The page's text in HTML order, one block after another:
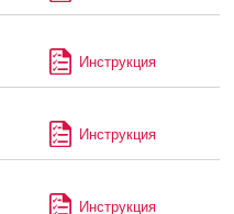
Инструкция
Инструкция
Инструкция